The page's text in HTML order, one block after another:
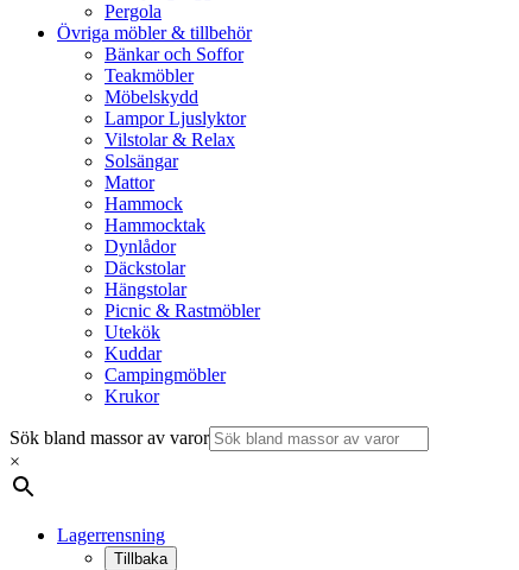
Pergola
Övriga möbler & tillbehör
Bänkar och Soffor
Teakmöbler
Möbelskydd
Lampor Ljuslyktor
Vilstolar & Relax
Solsängar
Mattor
Hammock
Hammocktak
Dynlådor
Däckstolar
Hängstolar
Picnic & Rastmöbler
Utekök
Kuddar
Campingmöbler
Krukor
Sök bland massor av varor
×
Lagerrensning
Tillbaka